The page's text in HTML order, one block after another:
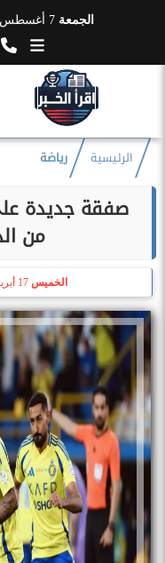
الجمعة 7 أغسطس 2026
الرئيسية رياضة
صفقة جديدة
من
الخميس